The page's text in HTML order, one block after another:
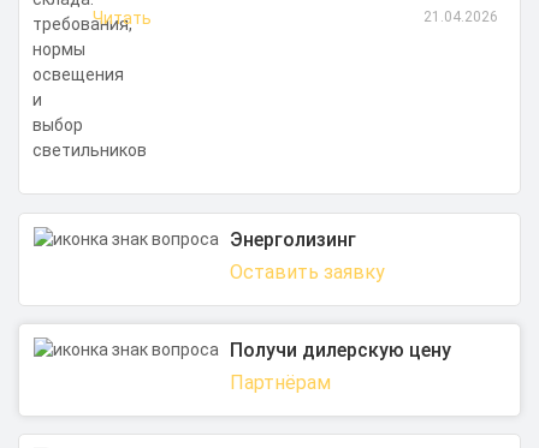
Читать 21.04.2026
Энерголизинг
Оставить заявку
Получи дилерскую цену
Партнёрам